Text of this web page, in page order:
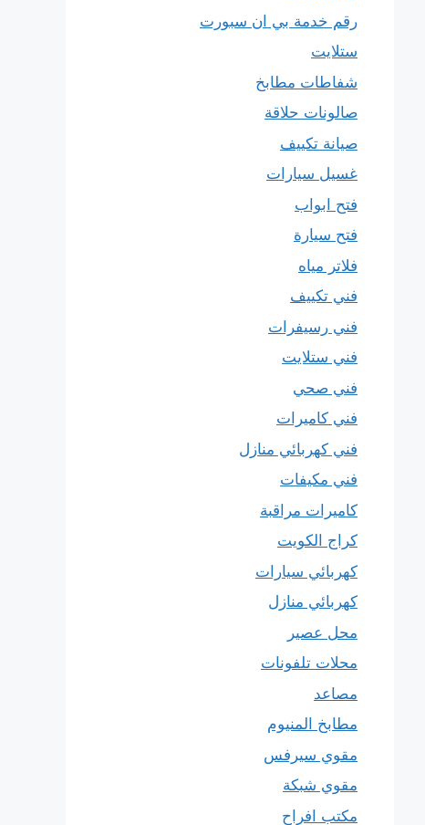
رقم خدمة بي ان سبورت
ستلايت
شفاطات مطابخ
صالونات حلاقة
صيانة تكييف
غسيل سيارات
فتح ابواب
فتح سيارة
فلاتر مياه
فني تكييف
فني رسيفرات
فني ستلايت
فني صحي
فني كاميرات
فني كهربائي منازل
فني مكيفات
كاميرات مراقبة
كراج الكويت
كهربائي سيارات
كهربائي منازل
محل عصير
محلات تلفونات
مصاعد
مطابخ المنيوم
مقوي سيرفس
مقوي شبكة
مكتب افراح